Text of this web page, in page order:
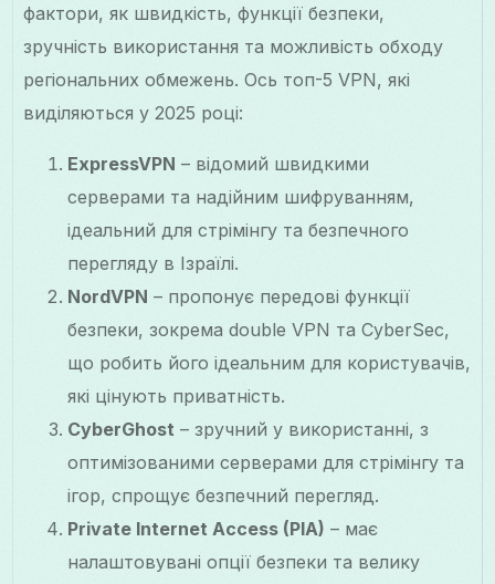
фактори, як швидкість, функції безпеки,
зручність використання та можливість обходу
регіональних обмежень. Ось топ-5 VPN, які
виділяються у 2025 році:
ExpressVPN – відомий швидкими
серверами та надійним шифруванням,
ідеальний для стрімінгу та безпечного
перегляду в Ізраїлі.
NordVPN – пропонує передові функції
безпеки, зокрема double VPN та CyberSec,
що робить його ідеальним для користувачів,
які цінують приватність.
CyberGhost – зручний у використанні, з
оптимізованими серверами для стрімінгу та
ігор, спрощує безпечний перегляд.
Private Internet Access (PIA) – має
налаштовувані опції безпеки та велику